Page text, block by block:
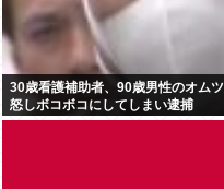
30歳看護補助者、90歳男性のオム
怒しボコボコにしてしまい逮捕